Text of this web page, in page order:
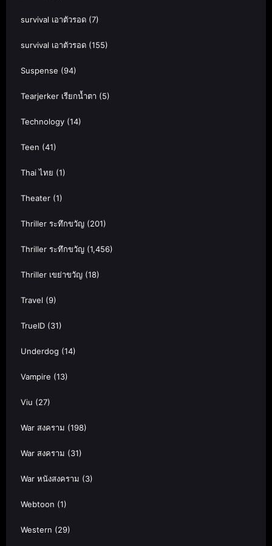
survival เอาตัวรอด (7)
survival เอาตัวรอด (155)
Suspense (94)
Tearjerker เรียกน้ำตา (5)
Technology (14)
Teen (41)
Thai ไทย (1)
Theater (1)
Thriller ระทึกขวัญ (201)
Thriller ระทึกขวัญ (1,456)
Thriller เขย่าขวัญ (18)
Travel (9)
TrueID (31)
Underdog (14)
Vampire (13)
Viu (27)
War สงคราม (198)
War สงคราม (31)
War หนังสงคราม (3)
Webtoon (1)
Western (29)